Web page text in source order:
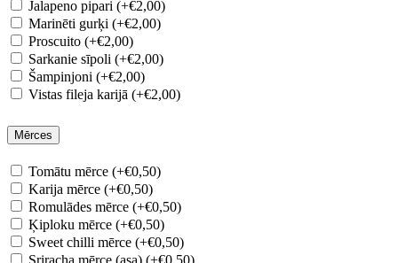
Jalapeno pipari (+€2,00)
Marinēti gurķi (+€2,00)
Proscuito (+€2,00)
Sarkanie sīpoli (+€2,00)
Šampinjoni (+€2,00)
Vistas fileja karijā (+€2,00)
Mērces
Tomātu mērce (+€0,50)
Karija mērce (+€0,50)
Romulādes mērce (+€0,50)
Ķiploku mērce (+€0,50)
Sweet chilli mērce (+€0,50)
Sriracha mērce (asa) (+€0,50)